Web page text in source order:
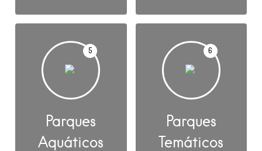
5
Parques
Aquáticos
6
Parques
Temáticos